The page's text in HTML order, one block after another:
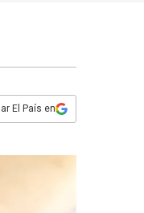
El País en